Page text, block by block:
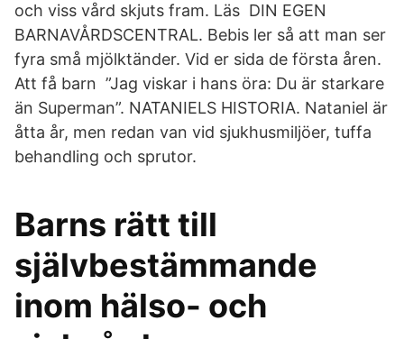
och viss vård skjuts fram. Läs DIN EGEN
BARNAVÅRDSCENTRAL. Bebis ler så att man ser
fyra små mjölktänder. Vid er sida de första åren.
Att få barn ”Jag viskar i hans öra: Du är starkare
än Superman”. NATANIELS HISTORIA. Nataniel är
åtta år, men redan van vid sjukhusmiljöer, tuffa
behandling och sprutor.
Barns rätt till
självbestämmande
inom hälso- och